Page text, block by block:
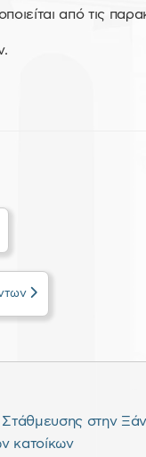
από τις
Στάθμευσης στην
κατοίκων